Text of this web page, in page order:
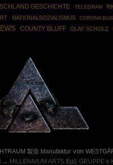
GESCHICHTE TELEGRAM
NATIONALSOZIALISMUS CORONA
COUNTY BLUFF OLAF SCHOLZ
製造 Manufaktur von
→ MILLENNIUM ARTS 勤続 GRUPPE
Powered By :